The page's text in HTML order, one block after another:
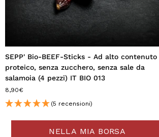
SEPP' Bio-BEEF-Sticks - Ad alto contenuto
proteico, senza zucchero, senza sale da
salamoia (4 pezzi) IT BIO 013
8,90€
(5 recensioni)
NELLA MIA BORSA